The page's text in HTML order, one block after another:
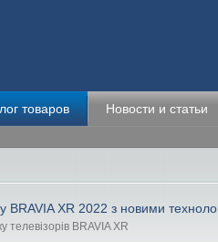
товаров Новости и статьи
BRAVIA XR 2022 з новими
телевізорів BRAVIA XR